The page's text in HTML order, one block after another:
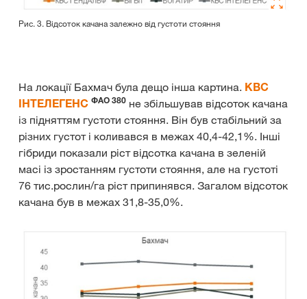
Рис. 3. Відсоток качана залежно від густоти стояння
На локації Бахмач була дещо інша картина. КВС
ІНТЕЛЕГЕНС ФАО 380 не збільшував відсоток качана
із підняттям густоти стояння. Він був стабільний за
різних густот і коливався в межах 40,4-42,1%. Інші
гібриди показали ріст відсотка качана в зеленій
масі із зростанням густоти стояння, але на густоті
76 тис.рослин/га ріст припинявся. Загалом відсоток
качана був в межах 31,8-35,0%.